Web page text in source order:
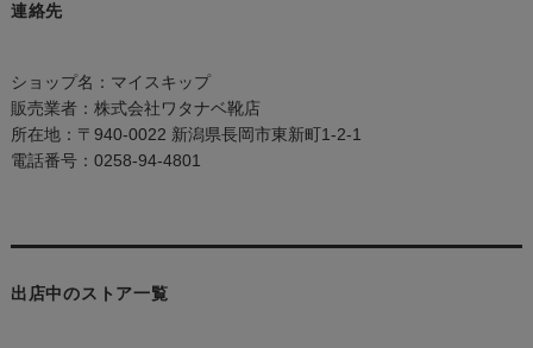
連絡先
ショップ名：マイスキップ
販売業者：株式会社ワタナベ靴店
所在地：〒940-0022 新潟県長岡市東新町1-2-1
電話番号：0258-94-4801
出店中のストア一覧